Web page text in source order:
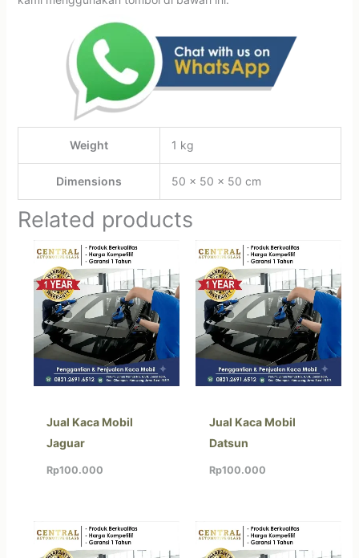
Weight 1 kg
Dimensions 50 × 50 × 50 cm
Related products
Jual Kaca Mobil
Jaguar
Rp100.000
Jual Kaca Mobil
Datsun
Rp100.000